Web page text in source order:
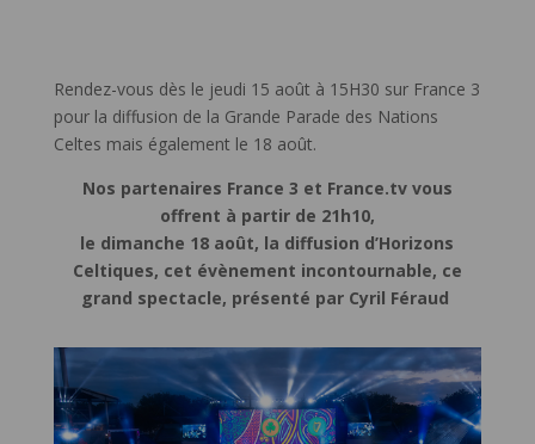
Rendez-vous dès le jeudi 15 août à 15H30 sur France 3
pour la diffusion de la Grande Parade des Nations
Celtes mais également le 18 août.
Nos partenaires France 3 et France.tv vous
offrent à partir de 21h10,
le dimanche 18 août, la diffusion d’Horizons
Celtiques, cet évènement incontournable, ce
grand spectacle, présenté par Cyril Féraud